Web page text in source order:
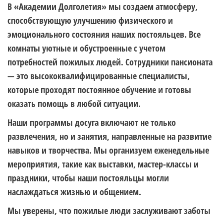
В «Академии Долголетия» мы создаем атмосферу,
способствующую улучшению физического и
эмоционального состояния наших постояльцев. Все
комнаты уютные и обустроенные с учетом
потребностей пожилых людей. Сотрудники пансионата
— это высококвалифицированные специалисты,
которые проходят постоянное обучение и готовы
оказать помощь в любой ситуации.
Наши программы досуга включают не только
развлечения, но и занятия, направленные на развитие
навыков и творчества. Мы организуем еженедельные
мероприятия, такие как выставки, мастер-классы и
праздники, чтобы наши постояльцы могли
наслаждаться жизнью и общением.
Мы уверены, что пожилые люди заслуживают заботы